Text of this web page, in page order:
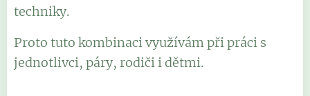
techniky.
Proto tuto kombinaci využívám při práci s
jednotlivci, páry, rodiči i dětmi.